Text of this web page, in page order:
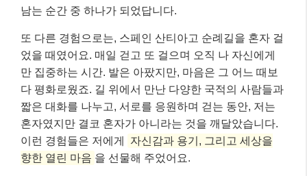
남는 순간 중 하나가 되었답니다.
또 다른 경험으로는, 스페인 산티아고 순례길을 혼자 걸
었을 때였어요. 매일 걷고 또 걸으며 오직 나 자신에게
만 집중하는 시간. 발은 아팠지만, 마음은 그 어느 때보
다 평화로웠죠. 길 위에서 만난 다양한 국적의 사람들과
짧은 대화를 나누고, 서로를 응원하며 걷는 동안, 저는
혼자였지만 결코 혼자가 아니라는 것을 깨달았습니다.
이런 경험들은 저에게
자신감과 용기, 그리고 세상을
향한 열린 마음 을 선물해 주었어요.